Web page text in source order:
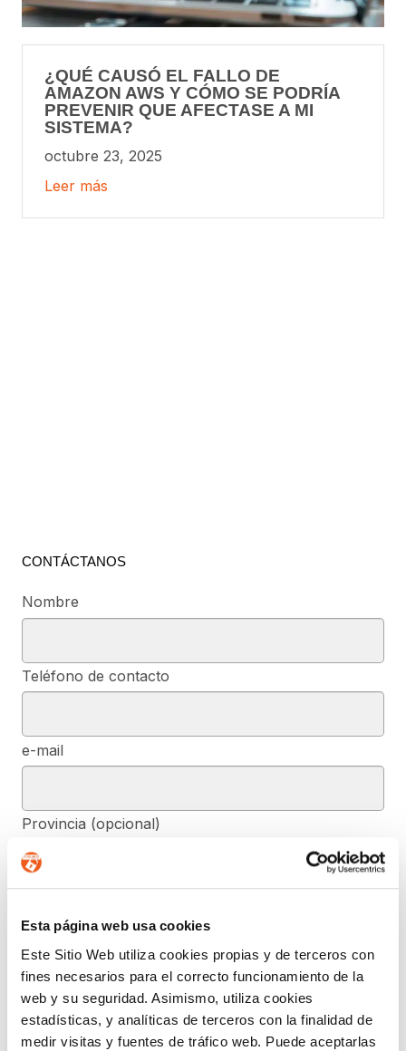
Esta página web usa cookies
Este Sitio Web utiliza cookies propias y de terceros con
fines necesarios para el correcto funcionamiento de la
web y su seguridad. Asimismo, utiliza cookies
estadísticas, y analíticas de terceros con la finalidad de
medir visitas y fuentes de tráfico web. Puede aceptarlas
¿QUÉ CAUSÓ EL FALLO DE
AMAZON AWS Y CÓMO SE PODRÍA
PREVENIR QUE AFECTASE A MI
SISTEMA?
octubre 23, 2025
Leer más
CONTÁCTANOS
Nombre
Teléfono de contacto
e-mail
Provincia (opcional)
De conformidad con el RGPD y la LOPDGDD, SEGURIDAD Y
PRIVACIDAD DE DATOS, S.L. tratará los datos facilitados, con la
finalidad de contestar a las dudas y/o quejas planteadas a través
del presente formulario y facilitar la información solicitada. Podrá
ejercer, si lo desea, los derechos de acceso, rectificación,